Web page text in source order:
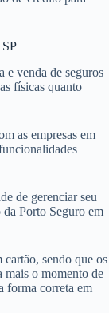
e venda de seguros
físicas quanto
as empresas em
de gerenciar seu
da Porto Seguro em
sendo que os
mais o momento de
forma correta em